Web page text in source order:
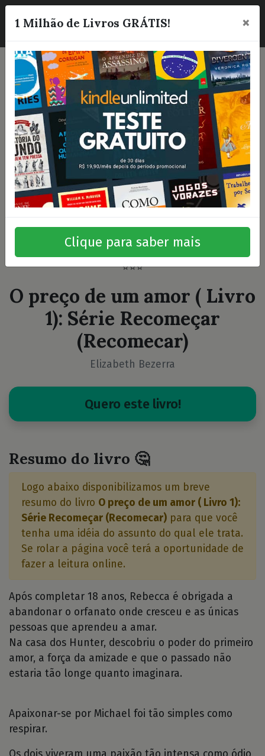
☰
⭐⭐⭐
O preço de um amor ( Livro
1): Série Recomeçar
(Recomecar)
Elizabeth Bezerra
Quero este livro!
Resumo do livro 🤔
Logo abaixo disponibilizamos um breve
resumo do livro O preço de um amor ( Livro 1):
Série Recomeçar (Recomecar) para que você
tenha uma idéia do assunto do qual ele trata.
Se rolar a página você terá a oportunidade de
fazer a leitura online.
Após completar 18 anos, Rebecca é obrigada a
abandonar o orfanato onde cresceu e as únicas
pessoas que aprendeu a amar.
Na casa dos Hunter, descobriu o poder do primeiro
amor, a força da amizade e que o passado não
estaria tão longe quanto imaginara.
Apaixonar-se por Michael foi tão simples como
respirar.
1 Milhão de Livros GRÁTIS! ×
Clique para saber mais